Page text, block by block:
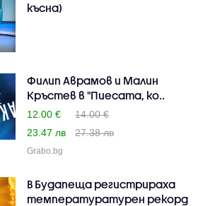
късна)
Филип Аврамов и Малин
Кръстев в "Пиесата, ко..
12.00 €
14.00 €
23.47 лв
27.38 лв
Grabo.bg
В Будапеща регистрираха
температуратурен рекорд